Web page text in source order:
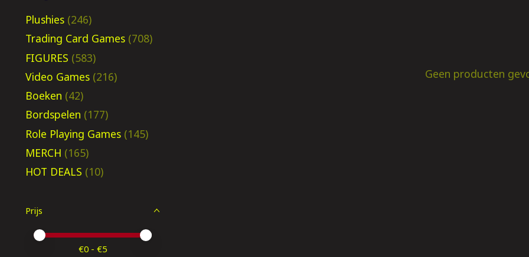
Plushies (246)
Trading Card Games (708)
FIGURES (583)
Video Games (216)
Boeken (42)
Bordspelen (177)
Role Playing Games (145)
MERCH (165)
HOT DEALS (10)
Prijs
Minimale prijswaarde
Price maximum value
€0 - €5
Geen producten